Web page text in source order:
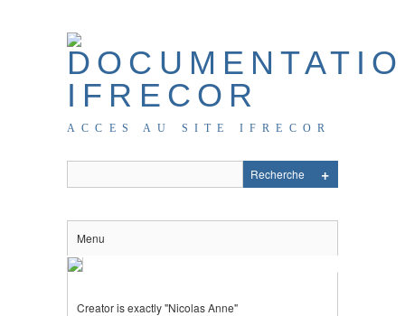
ACCES AU SITE IFRECOR
Menu
Creator is exactly "Nicolas Anne"